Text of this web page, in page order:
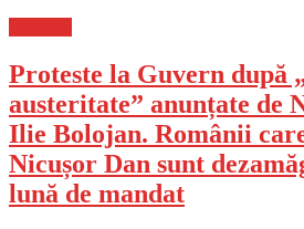
Proteste la Guvern după
austeritate” anunțate de
Ilie Bolojan. Românii
Nicușor Dan sunt
lună de mandat